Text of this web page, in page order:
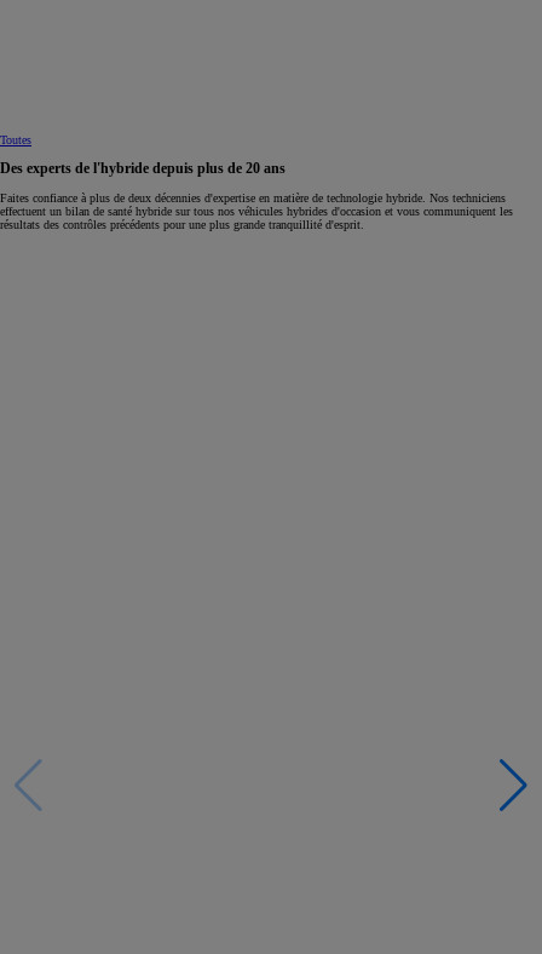
Toutes
Des experts de l'hybride depuis plus de 20 ans
Faites confiance à plus de deux décennies d'expertise en matière de technologie hybride. Nos techniciens
effectuent un bilan de santé hybride sur tous nos véhicules hybrides d'occasion et vous communiquent les
résultats des contrôles précédents pour une plus grande tranquillité d'esprit.